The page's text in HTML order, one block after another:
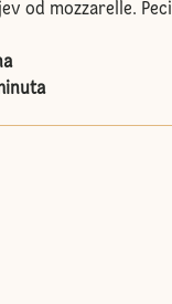
od mozzarelle.